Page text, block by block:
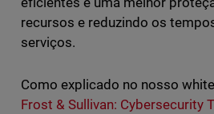
recursos e reduzindo os
serviços.
Como explicado no nosso
Frost & Sullivan: Cybersecurity